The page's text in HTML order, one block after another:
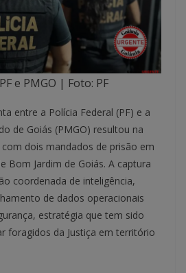
e PMGO | Foto: PF
entre a Polícia Federal (PF) e a
de Goiás (PMGO) resultou na
dois mandados de prisão em
Bom Jardim de Goiás. A captura
coordenada de inteligência,
de dados operacionais
estratégia que tem sido
foragidos da Justiça em território